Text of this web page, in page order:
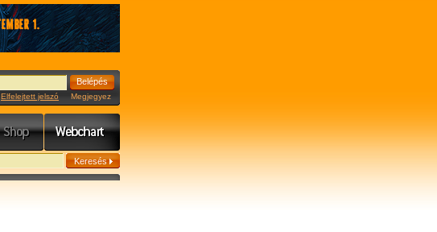
Elfelejtett jelszó Megjegyez